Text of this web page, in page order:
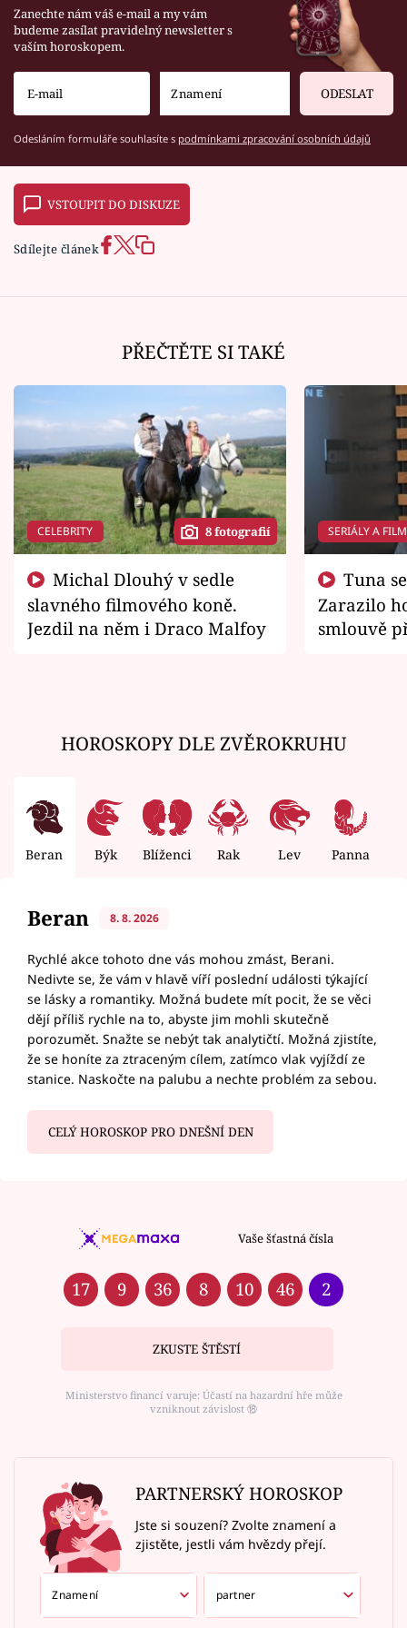
Zanechte nám váš e-mail a my vám
budeme zasílat pravidelný newsletter s
vaším horoskopem.
ODESLAT
Odesláním formuláře souhlasíte s podmínkami zpracování osobních údajů
VSTOUPIT DO DISKUZE
Sdílejte článek
PŘEČTĚTE SI TAKÉ
CELEBRITY 8 fotografií
slavného filmového koně.
Jezdil na něm i Draco Malfoy
SERIÁLY A
Zarazilo
smlouvě
HOROSKOPY DLE ZVĚROKRUHU
Beran Býk Blíženci Rak Lev Panna
Beran 8. 8. 2026
Rychlé akce tohoto dne vás mohou zmást, Berani.
Nedivte se, že vám v hlavě víří poslední události týkající
se lásky a romantiky. Možná budete mít pocit, že se věci
dějí příliš rychle na to, abyste jim mohli skutečně
porozumět. Snažte se nebýt tak analytičtí. Možná zjistíte,
že se honíte za ztraceným cílem, zatímco vlak vyjíždí ze
stanice. Naskočte na palubu a nechte problém za sebou.
CELÝ HOROSKOP PRO DNEŠNÍ DEN
Vaše šťastná čísla
17 9 36 8 10 46 2
ZKUSTE ŠTĚSTÍ
Ministerstvo financí varuje: Účastí na hazardní hře může
vzniknout závislost ⑱
PARTNERSKÝ HOROSKOP
Jste si souzení? Zvolte znamení a
zjistěte, jestli vám hvězdy přejí.